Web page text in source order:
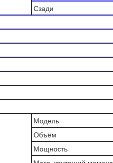
Сзади
Модель
Объём
Мощность